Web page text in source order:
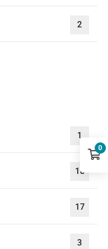
2
1
18
17
3
0